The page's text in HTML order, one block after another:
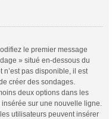
le premier message
» situé en-dessous du
pas disponible, il est
créer des sondages.
deux options dans les
sur une nouvelle ligne.
utilisateurs peuvent insérer